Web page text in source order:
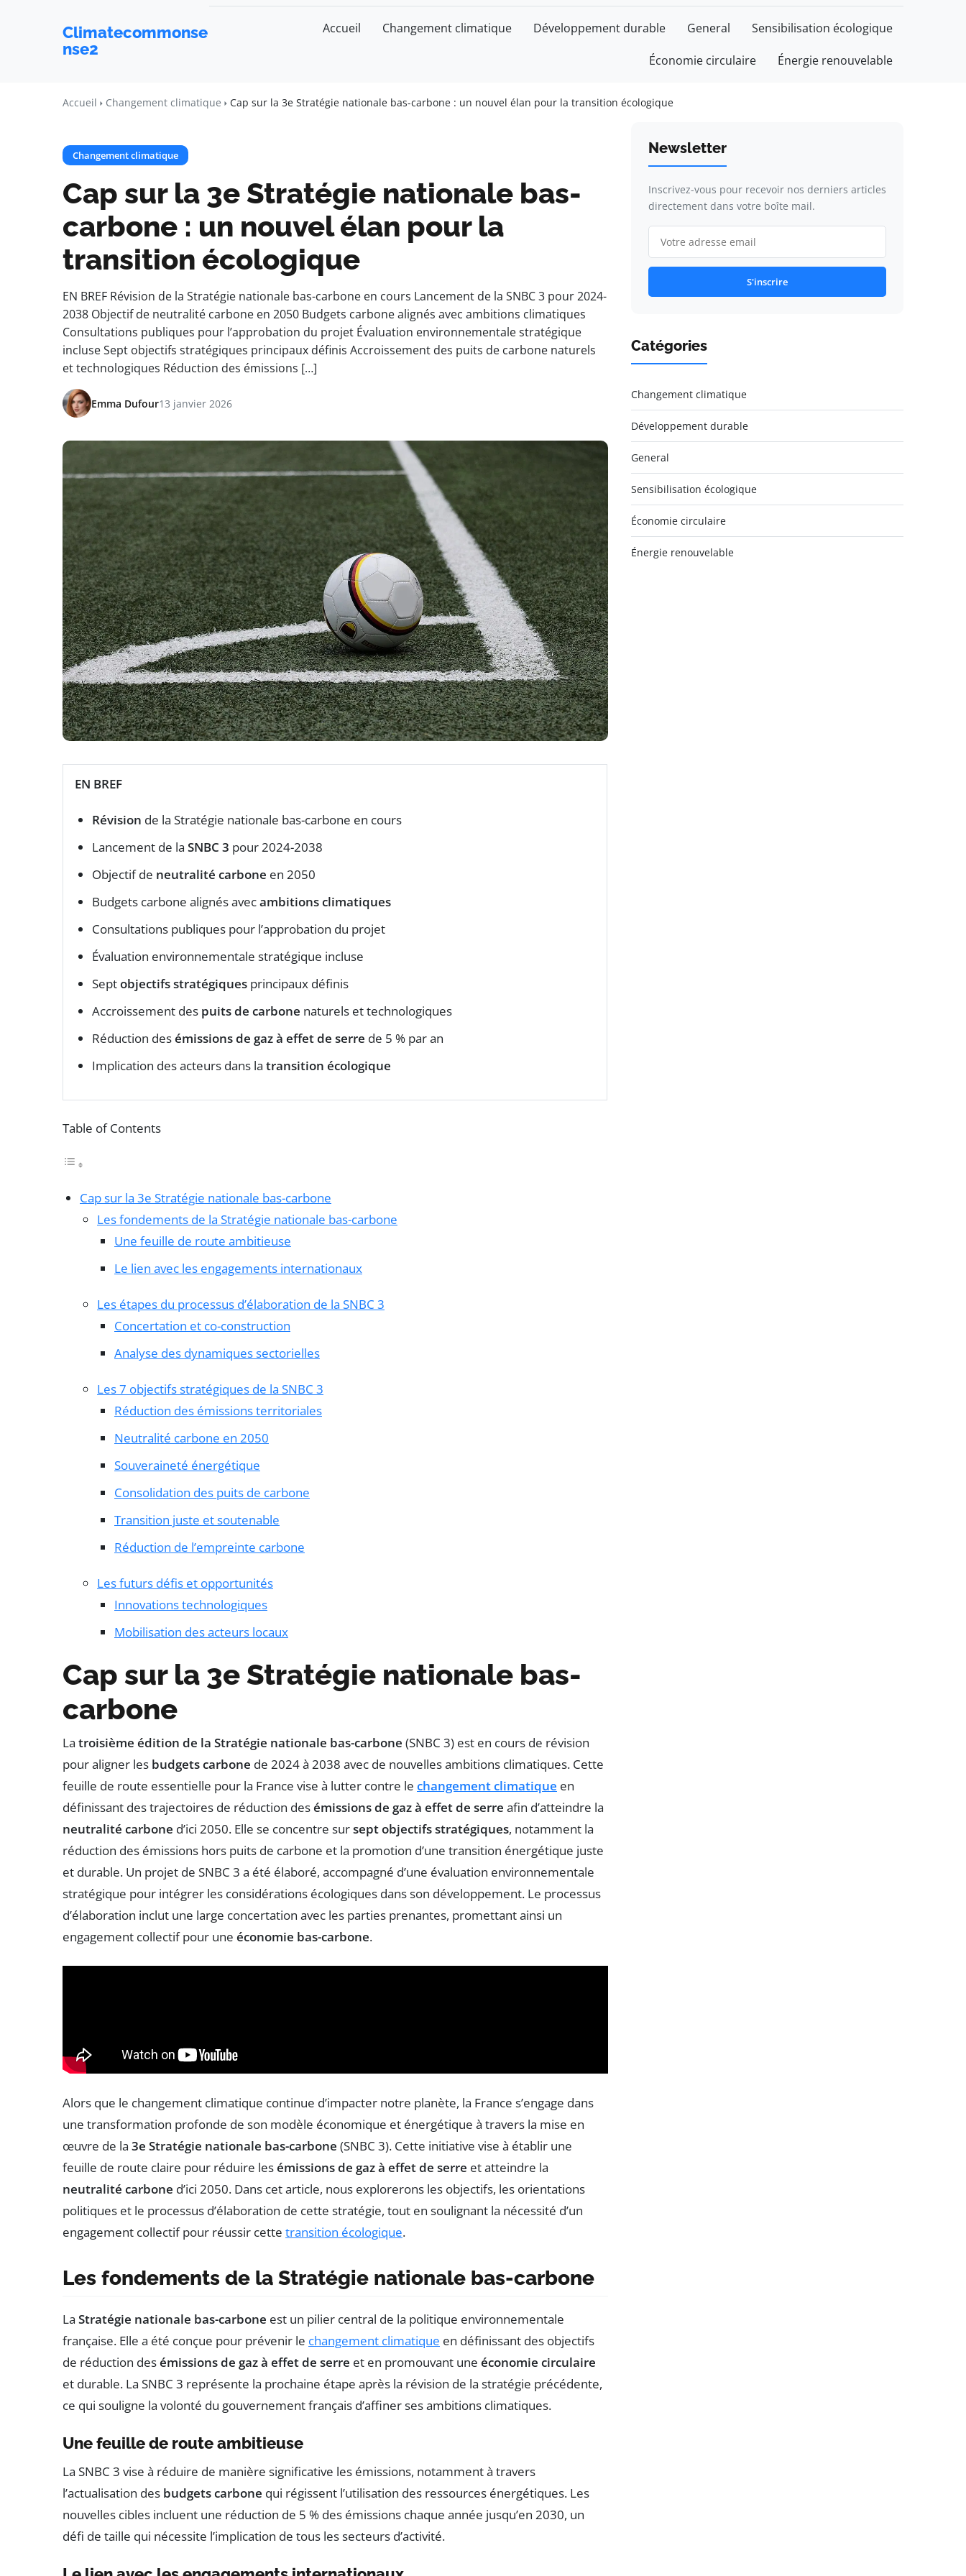
Climatecommonse
nse2
Accueil Changement climatique Développement durable General Sensibilisation écologique
Économie circulaire Énergie renouvelable
Accueil Changement climatique Cap sur la 3e Stratégie nationale bas-carbone : un nouvel élan pour la transition écologique
Changement climatique
Cap sur la 3e Stratégie nationale bas-
carbone : un nouvel élan pour la
transition écologique
EN BREF Révision de la Stratégie nationale bas-carbone en cours Lancement de la SNBC 3 pour 2024-
2038 Objectif de neutralité carbone en 2050 Budgets carbone alignés avec ambitions climatiques
Consultations publiques pour l’approbation du projet Évaluation environnementale stratégique
incluse Sept objectifs stratégiques principaux définis Accroissement des puits de carbone naturels
et technologiques Réduction des émissions […]
Emma Dufour13 janvier 2026
EN BREF
Révision de la Stratégie nationale bas-carbone en cours
Lancement de la SNBC 3 pour 2024-2038
Objectif de neutralité carbone en 2050
Budgets carbone alignés avecambitions climatiques
Consultations publiques pour l’approbation du projet
Évaluation environnementale stratégique incluse
Septobjectifs stratégiques principaux définis
Accroissement des puits de carbone naturels et technologiques
Réduction desémissions de gaz à effet de serre de 5 % par an
Implication des acteurs dans la transition écologique
Table of Contents
Cap sur la 3e Stratégie nationale bas-carbone
Les fondements de la Stratégie nationale bas-carbone
Une feuille de route ambitieuse
Le lien avec les engagements internationaux
Les étapes du processus d’élaboration de la SNBC 3
Concertation et co-construction
Analyse des dynamiques sectorielles
Les 7 objectifs stratégiques de la SNBC 3
Réduction des émissions territoriales
Neutralité carbone en 2050
Souveraineté énergétique
Consolidation des puits de carbone
Transition juste et soutenable
Réduction de l’empreinte carbone
Les futurs défis et opportunités
Innovations technologiques
Mobilisation des acteurs locaux
Cap sur la 3e Stratégie nationale bas-
carbone
La troisième édition de la Stratégie nationale bas-carbone (SNBC 3) est en cours de révision
pour aligner les budgets carbone de 2024 à 2038 avec de nouvelles ambitions climatiques. Cette
feuille de route essentielle pour la France vise à lutter contre le changement climatique en
définissant des trajectoires de réduction desémissions de gaz à effet de serre afin d’atteindre la
neutralité carbone d’ici 2050. Elle se concentre sursept objectifs stratégiques, notamment la
réduction des émissions hors puits de carbone et la promotion d’une transition énergétique juste
et durable. Un projet de SNBC 3 a été élaboré, accompagné d’une évaluation environnementale
stratégique pour intégrer les considérations écologiques dans son développement. Le processus
d’élaboration inclut une large concertation avec les parties prenantes, promettant ainsi un
engagement collectif pour une économie bas-carbone.
Alors que le changement climatique continue d’impacter notre planète, la France s’engage dans
une transformation profonde de son modèle économique et énergétique à travers la mise en
œuvre de la 3e Stratégie nationale bas-carbone (SNBC 3). Cette initiative vise à établir une
feuille de route claire pour réduire lesémissions de gaz à effet de serre et atteindre la
neutralité carbone d’ici 2050. Dans cet article, nous explorerons les objectifs, les orientations
politiques et le processus d’élaboration de cette stratégie, tout en soulignant la nécessité d’un
engagement collectif pour réussir cette transition écologique.
Les fondements de la Stratégie nationale bas-carbone
La Stratégie nationale bas-carbone est un pilier central de la politique environnementale
française. Elle a été conçue pour prévenir le changement climatique en définissant des objectifs
de réduction desémissions de gaz à effet de serre et en promouvant une économie circulaire
et durable. La SNBC 3 représente la prochaine étape après la révision de la stratégie précédente,
ce qui souligne la volonté du gouvernement français d’affiner ses ambitions climatiques.
Une feuille de route ambitieuse
La SNBC 3 vise à réduire de manière significative les émissions, notamment à travers
l’actualisation des budgets carbone qui régissent l’utilisation des ressources énergétiques. Les
nouvelles cibles incluent une réduction de 5 % des émissions chaque année jusqu’en 2030, un
défi de taille qui nécessite l’implication de tous les secteurs d’activité.
Newsletter
Inscrivez-vous pour recevoir nos derniers articles
directement dans votre boîte mail.
S'inscrire
Catégories
Changement climatique
Développement durable
General
Sensibilisation écologique
Économie circulaire
Énergie renouvelable